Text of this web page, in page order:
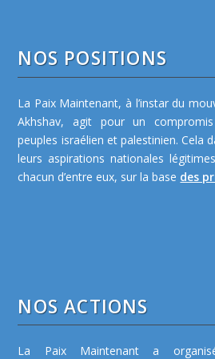
NOS POSITIONS
La Paix Maintenant, à l’instar du
Akhshav, agit pour un
peuples israélien et palestinien. Cela
leurs aspirations nationales
chacun d’entre eux, sur la base des
NOS ACTIONS
La Paix Maintenant a